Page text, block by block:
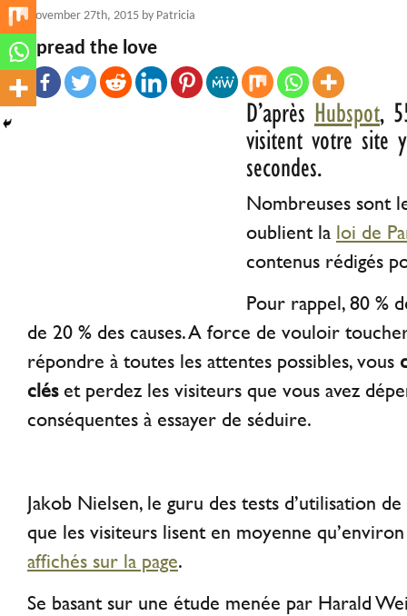
November 27th, 2015 by Patricia
Spread the love
D’après Hubspot,
visitent votre site
secondes.
Nombreuses sont
oublient la loi de
contenus rédigés
Pour rappel, 80 %
de 20 % des causes. A force de vouloir
répondre à toutes les attentes possibles, vous
cléset perdez les visiteurs que vous avez
conséquentes à essayer de séduire.
Jakob Nielsen, le guru des tests d’utilisation
que les visiteurs lisent en moyenne
affichés sur la page.
Se basant sur une étude menée par Harald